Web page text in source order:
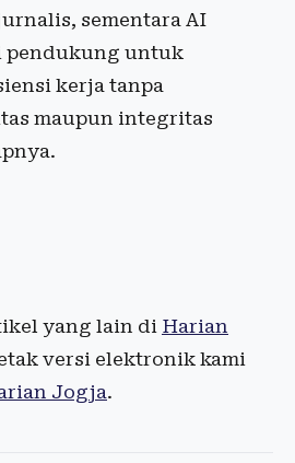
sementara AI
pendukung untuk
kerja tanpa
maupun integritas
yang lain di Harian
versi elektronik kami
Jogja.